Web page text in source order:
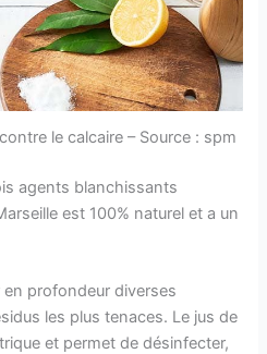
le calcaire – Source : spm
agents blanchissants
est 100% naturel et a un
profondeur diverses
les plus tenaces. Le jus de
et permet de désinfecter,